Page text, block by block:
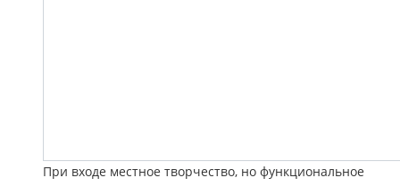
При входе местное творчество, но функциональное